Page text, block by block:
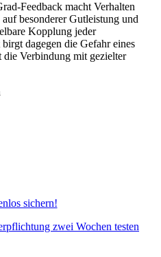
Feedback macht Verhalten
besonderer Gutleistung und
Kopplung jeder
dagegen die Gefahr eines
die Verbindung mit gezielter
sichern!
zwei Wochen testen